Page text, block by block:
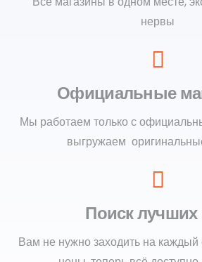
нервы
Официальные
Мы работаем только с
выгружаем
Поиск лучших
Вам не нужно заходить на каждый